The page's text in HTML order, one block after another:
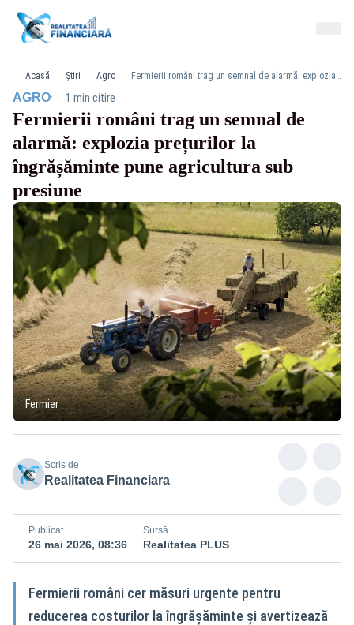
Acasă Știri Agro Fermierii români trag un semnal de alarmă: explozia prețurilor la îngrășăminte pune agricultura sub presiune
AGRO· 1 min citire
Fermierii români trag un semnal de
alarmă: explozia prețurilor la
îngrășăminte pune agricultura sub
presiune
Fermier
Scris de
Realitatea Financiara
Publicat
26 mai 2026, 08:36
Sursă
Realitatea PLUS
Fermierii români cer măsuri urgente pentru
reducerea costurilor la îngrășăminte și avertizează